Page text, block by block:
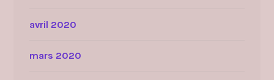
avril 2020
mars 2020